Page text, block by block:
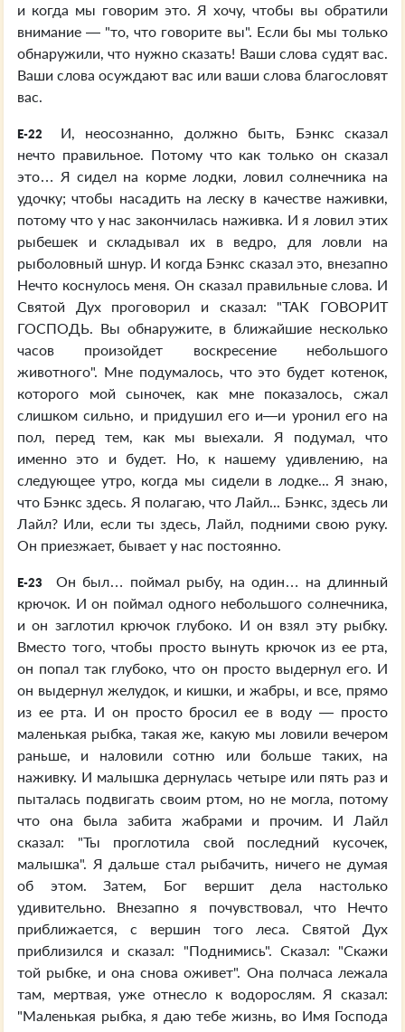
и когда мы говорим это. Я хочу, чтобы вы обратили
внимание — "то, что говорите вы". Если бы мы только
обнаружили, что нужно сказать! Ваши слова судят вас.
Ваши слова осуждают вас или ваши слова благословят
вас.
E-22
И, неосознанно, должно быть, Бэнкс сказал
нечто правильное. Потому что как только он сказал
это… Я сидел на корме лодки, ловил солнечника на
удочку; чтобы насадить на леску в качестве наживки,
потому что у нас закончилась наживка. И я ловил этих
рыбешек и складывал их в ведро, для ловли на
рыболовный шнур. И когда Бэнкс сказал это, внезапно
Нечто коснулось меня. Он сказал правильные слова. И
Святой Дух проговорил и сказал: "ТАК ГОВОРИТ
ГОСПОДЬ. Вы обнаружите, в ближайшие несколько
часов произойдет воскресение небольшого
животного". Мне подумалось, что это будет котенок,
которого мой сыночек, как мне показалось, сжал
слишком сильно, и придушил его и—и уронил его на
пол, перед тем, как мы выехали. Я подумал, что
именно это и будет. Но, к нашему удивлению, на
следующее утро, когда мы сидели в лодке... Я знаю,
что Бэнкс здесь. Я полагаю, что Лайл... Бэнкс, здесь ли
Лайл? Или, если ты здесь, Лайл, подними свою руку.
Он приезжает, бывает у нас постоянно.
E-23
Он был… поймал рыбу, на один… на длинный
крючок. И он поймал одного небольшого солнечника,
и он заглотил крючок глубоко. И он взял эту рыбку.
Вместо того, чтобы просто вынуть крючок из ее рта,
он попал так глубоко, что он просто выдернул его. И
он выдернул желудок, и кишки, и жабры, и все, прямо
из ее рта. И он просто бросил ее в воду — просто
маленькая рыбка, такая же, какую мы ловили вечером
раньше, и наловили сотню или больше таких, на
наживку. И малышка дернулась четыре или пять раз и
пыталась подвигать своим ртом, но не могла, потому
что она была забита жабрами и прочим. И Лайл
сказал: "Ты проглотила свой последний кусочек,
малышка". Я дальше стал рыбачить, ничего не думая
об этом. Затем, Бог вершит дела настолько
удивительно. Внезапно я почувствовал, что Нечто
приближается, с вершин того леса. Святой Дух
приблизился и сказал: "Поднимись". Сказал: "Скажи
той рыбке, и она снова оживет". Она полчаса лежала
там, мертвая, уже отнесло к водорослям. Я сказал:
"Маленькая рыбка, я даю тебе жизнь, во Имя Господа